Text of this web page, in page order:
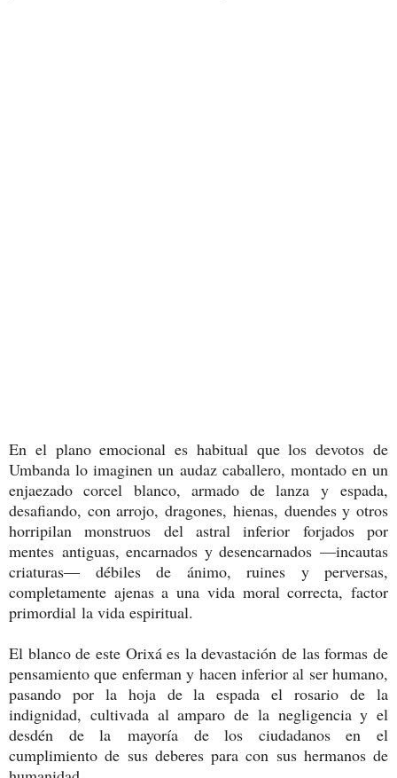
En el plano emocional es habitual que los devotos de
Umbanda lo imaginen un audaz caballero, montado en un
enjaezado corcel blanco, armado de lanza y espada,
desafiando, con arrojo, dragones, hienas, duendes y otros
horripilan monstruos del astral inferior forjados por
mentes antiguas, encarnados y desencarnados —incautas
criaturas— débiles de ánimo, ruines y perversas,
completamente ajenas a una vida moral correcta, factor
primordial la vida espiritual.
El blanco de este Orixá es la devastación de las formas de
pensamiento que enferman y hacen inferior al ser humano,
pasando por la hoja de la espada el rosario de la
indignidad, cultivada al amparo de la negligencia y el
desdén de la mayoría de los ciudadanos en el
cumplimiento de sus deberes para con sus hermanos de